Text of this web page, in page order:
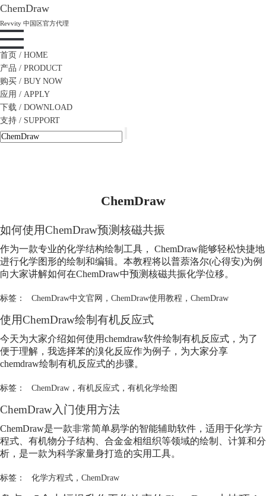
ChemDraw
Revvity 中国区官方代理
首页 / HOME
产品 / PRODUCT
购买 / BUY NOW
应用 / APPLY
下载 / DOWNLOAD
支持 / SUPPORT
ChemDraw
如何使用ChemDraw预测核磁共振
作为一款专业的化学结构绘制工具， ChemDraw能够轻松快捷地
进行化学图形的绘制和编辑。本教程将以普萘洛尔(心得安)为例
向大家讲解如何在ChemDraw中预测核磁共振化学位移。
标签： ChemDraw中文官网 ， ChemDraw使用教程 ， ChemDraw
使用ChemDraw绘制有机反应式
今天为大家介绍如何使用chemdraw软件绘制有机反应式，为了
便于理解，我选择苯的溴化反应作为例子，为大家分享
chemdraw绘制有机反应式的步骤。
标签： ChemDraw， 有机反应式， 有机化学绘图
ChemDraw入门使用方法
ChemDraw是一款非常简单易学的智能辅助软件，适用于化学方
程式、有机物分子结构、合金金相组织等领域的绘制、计算和分
析，是一款为科学家量身打造的实用工具。
标签： 化学方程式， ChemDraw